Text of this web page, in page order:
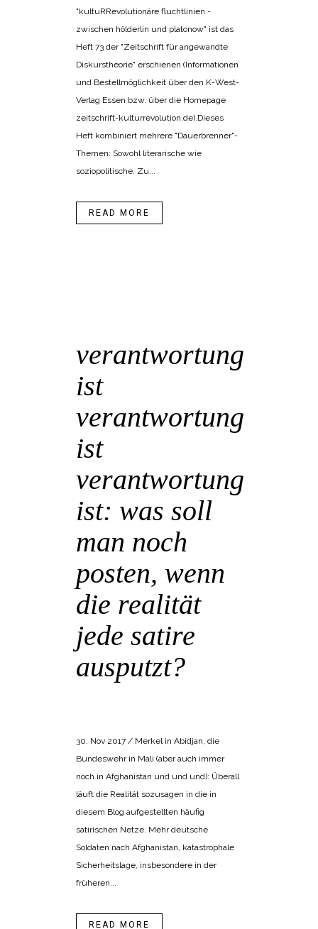
"kultuRRevolutionäre fluchtlinien -
zwischen hölderlin und platonow" ist das
Heft 73 der "Zeitschrift für angewandte
Diskurstheorie" erschienen (Informationen
und Bestellmöglichkeit über den K-West-
Verlag Essen bzw. über die Homepage
zeitschrift-kulturrevolution.de).Dieses
Heft kombiniert mehrere "Dauerbrenner"-
Themen: Sowohl literarische wie
soziopolitische. Zu...
READ MORE
verantwortung
ist
verantwortung
ist
verantwortung
ist: was soll
man noch
posten, wenn
die realität
jede satire
ausputzt?
30. Nov 2017 / Merkel in Abidjan, die
Bundeswehr in Mali (aber auch immer
noch in Afghanistan und und und): Überall
läuft die Realität sozusagen in die in
diesem Blog aufgestellten häufig
satirischen Netze. Mehr deutsche
Soldaten nach Afghanistan, katastrophale
Sicherheitslage, insbesondere in der
früheren...
READ MORE